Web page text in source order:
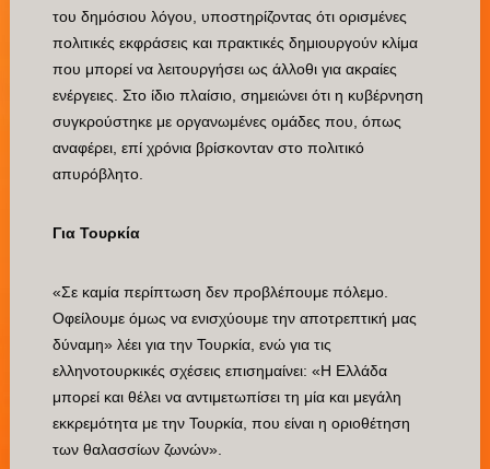
του δημόσιου λόγου, υποστηρίζοντας ότι ορισμένες
πολιτικές εκφράσεις και πρακτικές δημιουργούν κλίμα
που μπορεί να λειτουργήσει ως άλλοθι για ακραίες
ενέργειες. Στο ίδιο πλαίσιο, σημειώνει ότι η κυβέρνηση
συγκρούστηκε με οργανωμένες ομάδες που, όπως
αναφέρει, επί χρόνια βρίσκονταν στο πολιτικό
απυρόβλητο.
Για Τουρκία
«Σε καμία περίπτωση δεν προβλέπουμε πόλεμο.
Οφείλουμε όμως να ενισχύουμε την αποτρεπτική μας
δύναμη» λέει για την Τουρκία, ενώ για τις
ελληνοτουρκικές σχέσεις επισημαίνει: «Η Ελλάδα
μπορεί και θέλει να αντιμετωπίσει τη μία και μεγάλη
εκκρεμότητα με την Τουρκία, που είναι η οριοθέτηση
των θαλασσίων ζωνών».